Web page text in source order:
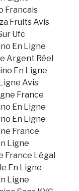
Francais
Fruits Avis
Ufc
En Ligne
Argent Réel
En Ligne
Avis
France
En Ligne
En Ligne
France
Ligne
France Légal
En Ligne
Ligne